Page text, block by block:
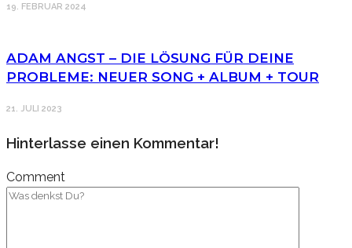
19. FEBRUAR 2024
ADAM ANGST – DIE LÖSUNG FÜR DEINE
PROBLEME: NEUER SONG + ALBUM + TOUR
21. JULI 2023
Hinterlasse einen Kommentar!
Comment